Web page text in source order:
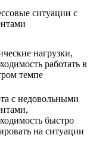
ситуации с
нагрузки,
работать в
темпе
с недовольными
быстро
на ситуации